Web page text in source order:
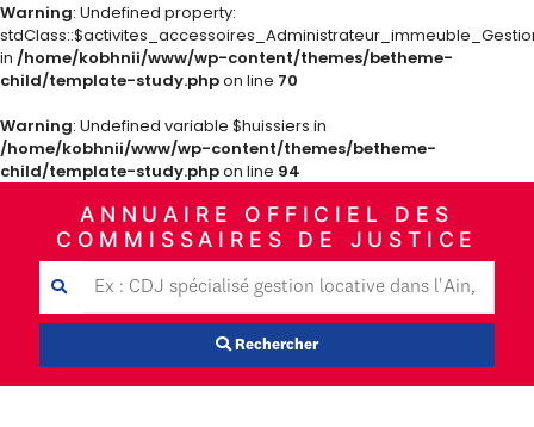
Warning: Undefined property:
in /home/kobhnii/www/wp-content/themes/betheme-
child/template-study.phpon line 70
Warning: Undefined variable $huissiers in
/home/kobhnii/www/wp-content/themes/betheme-
child/template-study.phpon line 94
ANNUAIRE OFFICIEL DES
COMMISSAIRES DE JUSTICE
Rechercher